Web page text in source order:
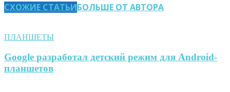
СХОЖИЕ СТАТЬИБОЛЬШЕ ОТ АВТОРА
ПЛАНШЕТЫ
Google разработал детский режим для Android-
планшетов